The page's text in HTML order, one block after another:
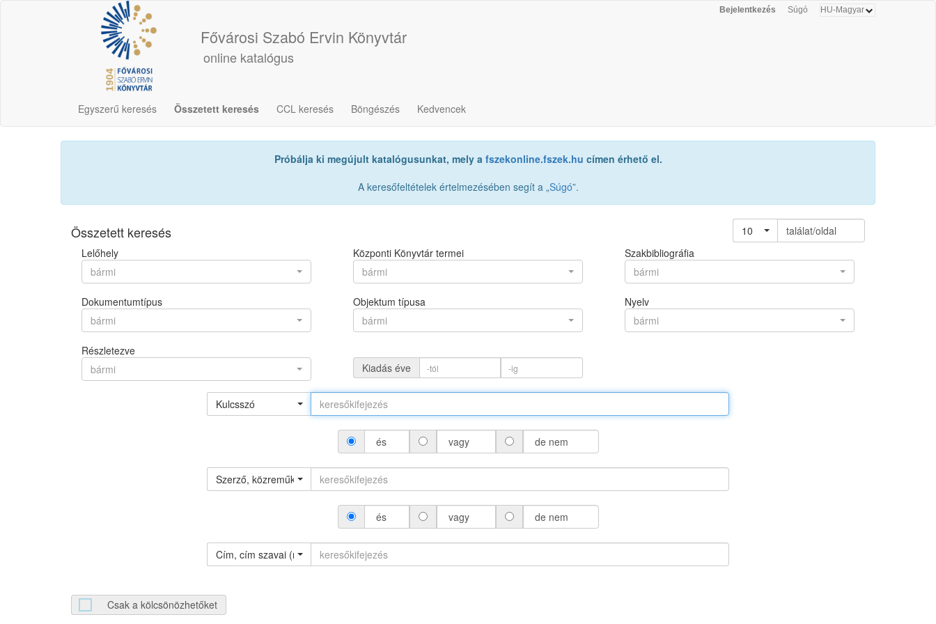
Bejelentkezés Súgó
Fővárosi Szabó Ervin Könyvtár
online katalógus
Egyszerű keresés Összetett keresés CCL keresés Böngészés Kedvencek
Próbálja ki megújult katalógusunkat, mely a fszekonline.fszek.hu címen érhető el.
A keresőfeltételek értelmezésében segít a „Súgó”.
Összetett keresés 10
találat/oldal
Lelőhely
bármi
Központi Könyvtár termei
bármi
Szakbibliográfia
bármi
Dokumentumtípus
bármi
Objektum típusa
bármi
Nyelv
bármi
Részletezve
bármi
Kiadás éve
Kulcsszó
és vagy de nem
Szerző, közreműködő (névváltozattal)
és vagy de nem
Cím, cím szavai (névváltozat nélkül)
Csak a kölcsönözhetőket